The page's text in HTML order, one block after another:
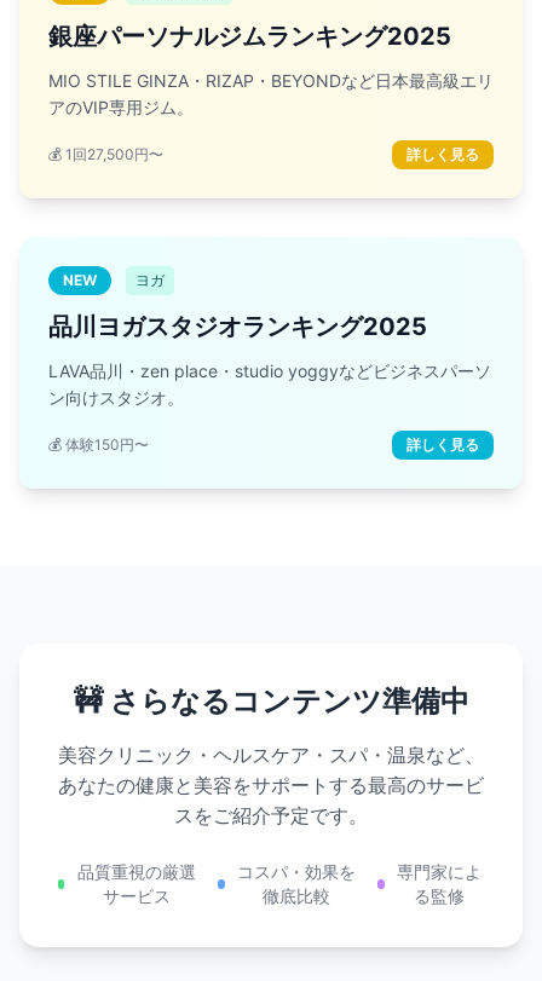
銀座パーソナルジムランキング2025
MIO STILE GINZA・RIZAP・BEYONDなど日本最高級エリ
アのVIP専用ジム。
💰 1回27,500円〜 詳しく見る
NEW ヨガ
品川ヨガスタジオランキング2025
LAVA品川・zen place・studio yoggyなどビジネスパーソ
ン向けスタジオ。
💰 体験150円〜 詳しく見る
🚧 さらなるコンテンツ準備中
美容クリニック・ヘルスケア・スパ・温泉など、
あなたの健康と美容をサポートする最高のサービ
スをご紹介予定です。
品質重視の厳選
サービス
コスパ・効果を
徹底比較
専門家によ
る監修